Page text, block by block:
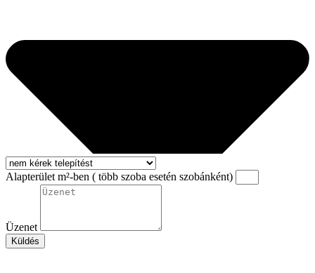
Alapterület m²-ben ( több szoba esetén szobánként)
Üzenet
Küldés